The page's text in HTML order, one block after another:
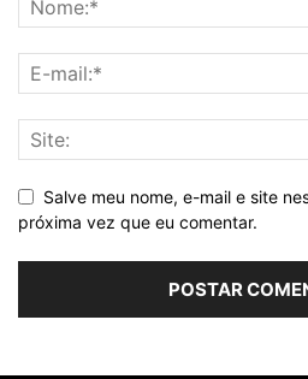
Salve meu nome, e-mail e site
próxima vez que eu comentar.